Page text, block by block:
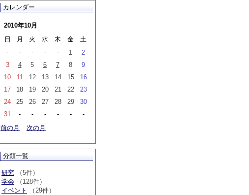
カレンダー
2010年10月
日
月 火 水 木 金
土
-
- - - - 1
2
3
4 5 6 7 8
9
10
11 12 13 14 15
16
17
18 19 20 21 22
23
24
25 26 27 28 29
30
31
- - - - -
-
前の月
次の月
分類一覧
研究 （5件）
学会 （128件）
イベント
（29件）